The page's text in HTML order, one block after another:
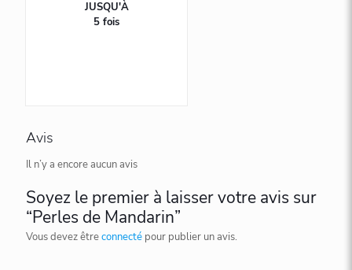
JUSQU'À
5 fois
Avis
Il n’y a encore aucun avis
Soyez le premier à laisser votre avis sur
“Perles de Mandarin”
Vous devez êtreconnecté pour publier un avis.